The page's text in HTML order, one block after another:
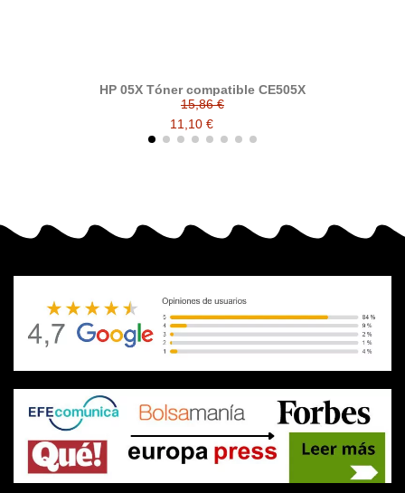
HP 05X Tóner compatible CE505X
15,86 €
11,10 €